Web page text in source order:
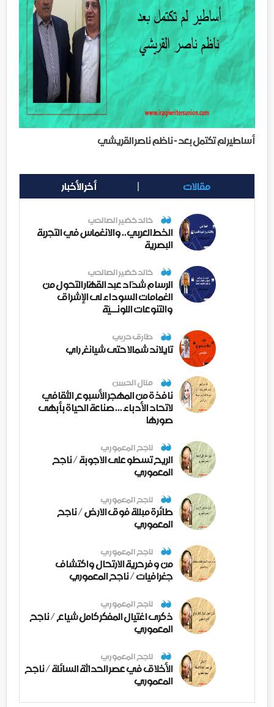
أساطير لم تكتمل بعد - ناظم ناصر القريشي
مقالات أخر الأخبار
خالد خضير الصالحي
الخط العربي.. والانغماس في التجربة
البصرية
خالد خضير الصالحي
الرسام شدّاد عبد القهّار التحول من
الغمامات السوداء لى الإشراق
والتنوعات اللونــيّة
طارق حربي
تايلاند شمالا حتى شيانغ راي
منال الحسن
نافذة من المهجر الأسبوع الثقافي
لاتحاد الأدباء ... صناعة الحياة بأبهى
صورها
ناجح المعموري
الريح تسطو على الاجوبة / ناجح
المعموري
ناجح المعموري
طائرة مبللة فوق الارض / ناجح
المعموري
ناجح المعموري
من وفر حرية الارتحال واكتشاف
جغرافيات / ناجح المعموري
ناجح المعموري
ذكرى اغتيال المفكر كامل شياع / ناجح
المعموري
ناجح المعموري
الأخلاق في عصر الحداثة السائلة / ناجح
المعموري